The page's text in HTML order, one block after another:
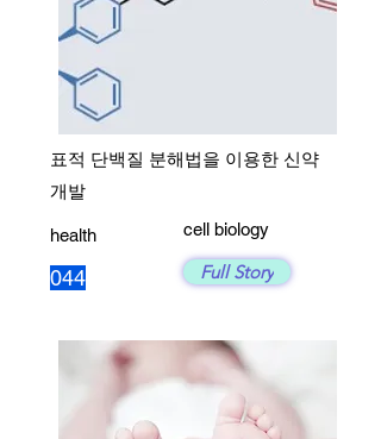
표적 단백질 분해법을 이용한 신약
개발
health
044
cell biology
Full Story